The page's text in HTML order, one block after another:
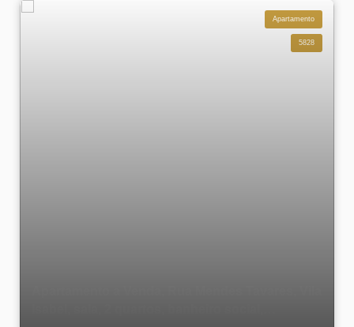
Apartamento
5828